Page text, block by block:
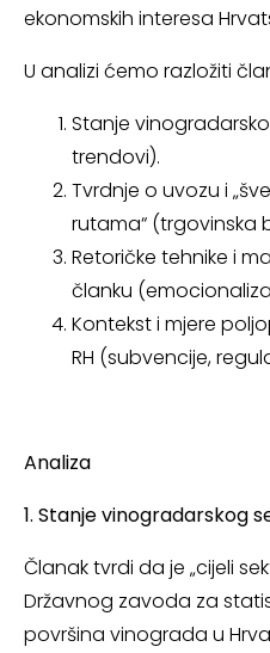
ekonomskih interesa
U analizi ćemo razložiti
Stanje
trendovi).
Tvrdnje o uvozu i
rutama“ (trgovinska
Retoričke tehnike i
članku
Kontekst i mjere
RH (subvencije,
Analiza
1. Stanje vinogradarskog
Članak tvrdi da je „cijeli
Državnog zavoda za
površina vinograda u